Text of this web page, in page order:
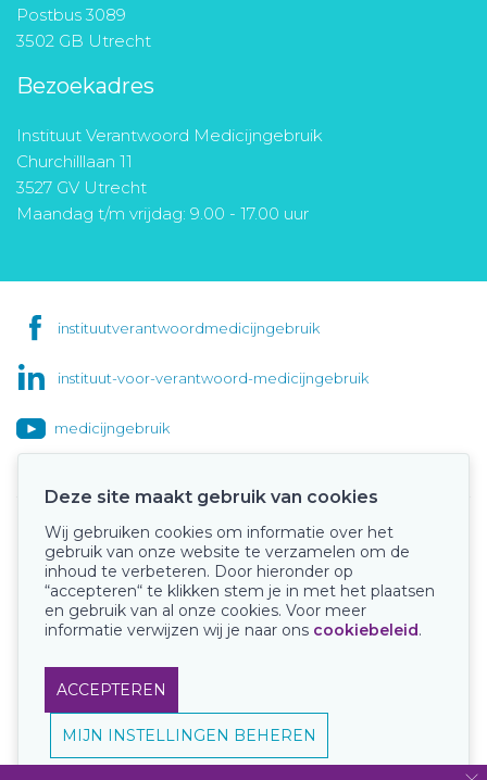
Postbus 3089
3502 GB Utrecht
Bezoekadres
Instituut Verantwoord Medicijngebruik
Churchilllaan 11
3527 GV Utrecht
Maandag t/m vrijdag: 9.00 - 17.00 uur
instituutverantwoordmedicijngebruik
instituut-voor-verantwoord-medicijngebruik
medicijngebruik
Onze keurmerken
Deze site maakt gebruik van cookies
Wij gebruiken cookies om informatie over het
gebruik van onze website te verzamelen om de
inhoud te verbeteren. Door hieronder op
“accepteren“ te klikken stem je in met het plaatsen
en gebruik van al onze cookies. Voor meer
informatie verwijzen wij je naar ons cookiebeleid.
ACCEPTEREN
MIJN INSTELLINGEN BEHEREN